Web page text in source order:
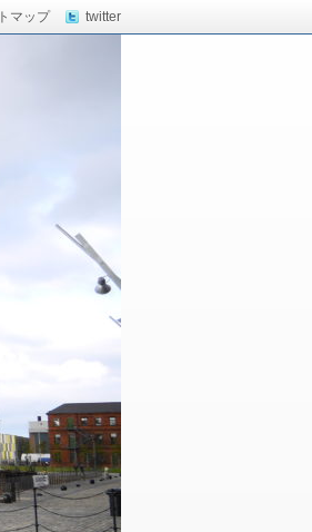
マップ twitter